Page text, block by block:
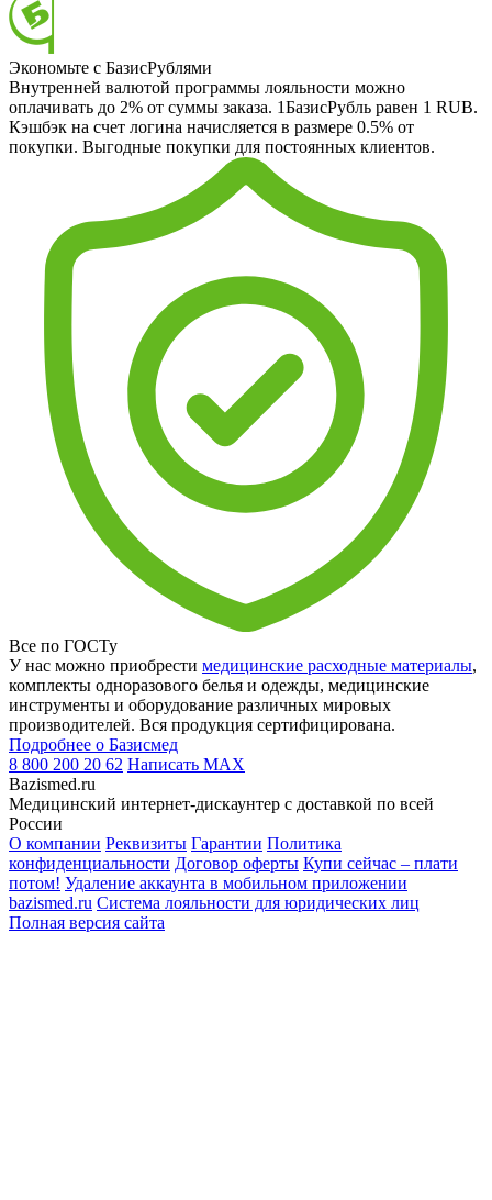
Экономьте с БазисРублями
Внутренней валютой программы лояльности можно
оплачивать до 2% от суммы заказа. 1БазисРубль равен 1 RUB.
Кэшбэк на счет логина начисляется в размере 0.5% от
покупки. Выгодные покупки для постоянных клиентов.
Все по ГОСТу
У нас можно приобрести медицинские расходные материалы,
комплекты одноразового белья и одежды, медицинские
инструменты и оборудование различных мировых
производителей. Вся продукция сертифицирована.
Подробнее о Базисмед
8 800 200 20 62 Написать MAX
Bazismed.ru
Медицинский интернет-дискаунтер с доставкой по всей
России
О компании Реквизиты Гарантии Политика
конфиденциальности Договор оферты Купи сейчас – плати
потом! Удаление аккаунта в мобильном приложении
bazismed.ru Система лояльности для юридических лиц
Полная версия сайта